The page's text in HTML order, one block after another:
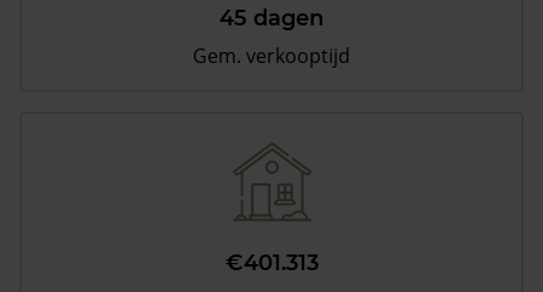
45 dagen
Gem. verkooptijd
€401.313